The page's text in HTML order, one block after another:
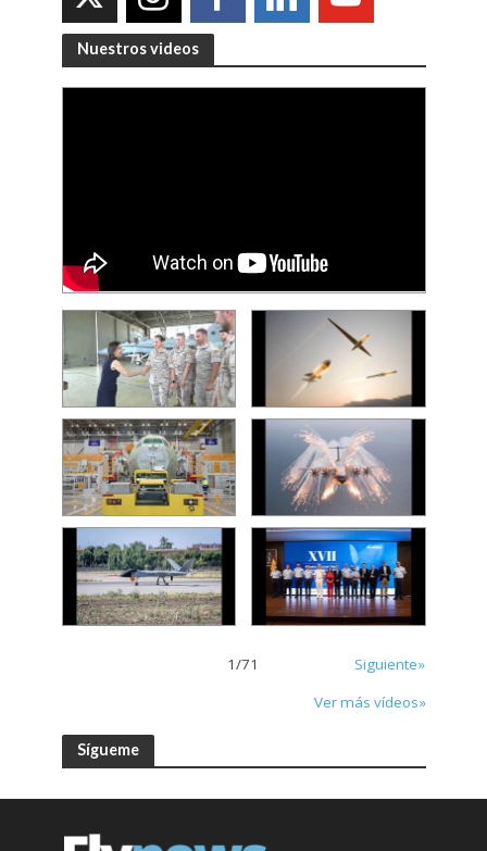
Nuestros videos
1/71
Siguiente»
Ver más vídeos»
Sígueme